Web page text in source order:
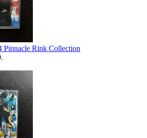
Pinnacle Rink Collection
.